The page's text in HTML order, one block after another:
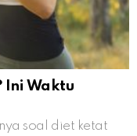
Ini Waktu
soal diet ketat